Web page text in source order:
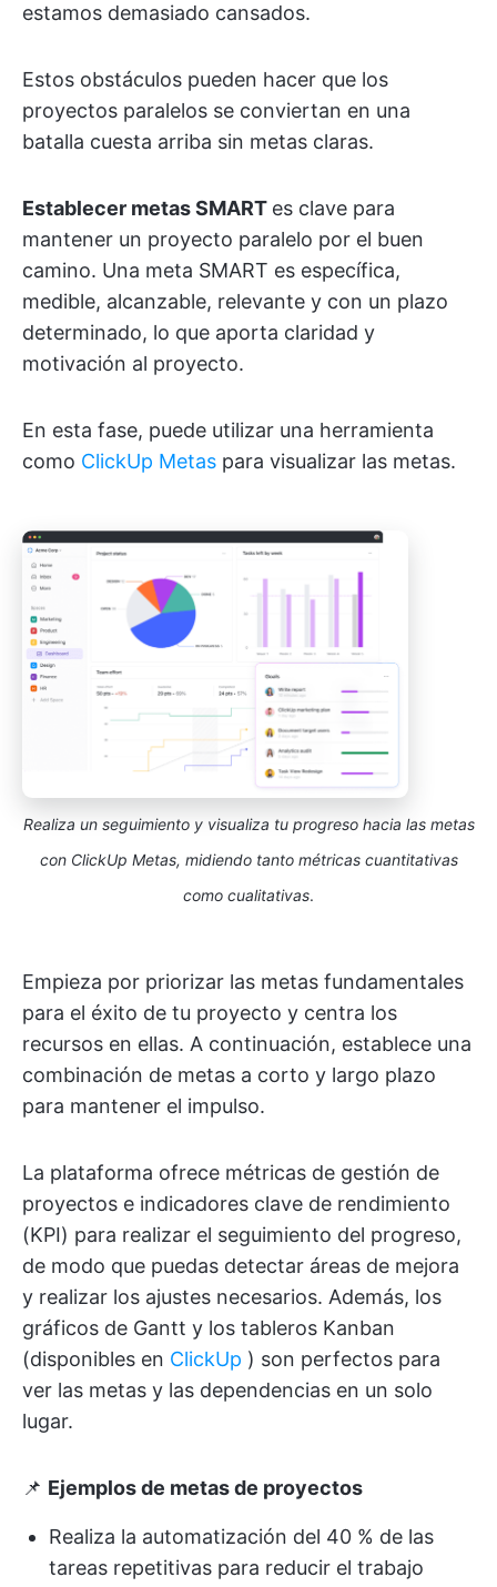
estamos demasiado cansados.
Estos obstáculos pueden hacer que los
proyectos paralelos se conviertan en una
batalla cuesta arriba sin metas claras.
Establecer metas SMART es clave para
mantener un proyecto paralelo por el buen
camino. Una meta SMART es específica,
medible, alcanzable, relevante y con un plazo
determinado, lo que aporta claridad y
motivación al proyecto.
En esta fase, puede utilizar una herramienta
como ClickUp Metas para visualizar las metas.
Realiza un seguimiento y visualiza tu progreso hacia las metas
con ClickUp Metas, midiendo tanto métricas cuantitativas
como cualitativas.
Empieza por priorizar las metas fundamentales
para el éxito de tu proyecto y centra los
recursos en ellas. A continuación, establece una
combinación de metas a corto y largo plazo
para mantener el impulso.
La plataforma ofrece métricas de gestión de
proyectos e indicadores clave de rendimiento
(KPI) para realizar el seguimiento del progreso,
de modo que puedas detectar áreas de mejora
y realizar los ajustes necesarios. Además, los
gráficos de Gantt y los tableros Kanban
(disponibles en ClickUp ) son perfectos para
ver las metas y las dependencias en un solo
lugar.
📌 Ejemplos de metas de proyectos
Realiza la automatización del 40 % de las
tareas repetitivas para reducir el trabajo